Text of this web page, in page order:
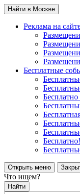
Найти в Москве
Реклама на
Бесплатные
Открыть меню
Что ищем?
Найти